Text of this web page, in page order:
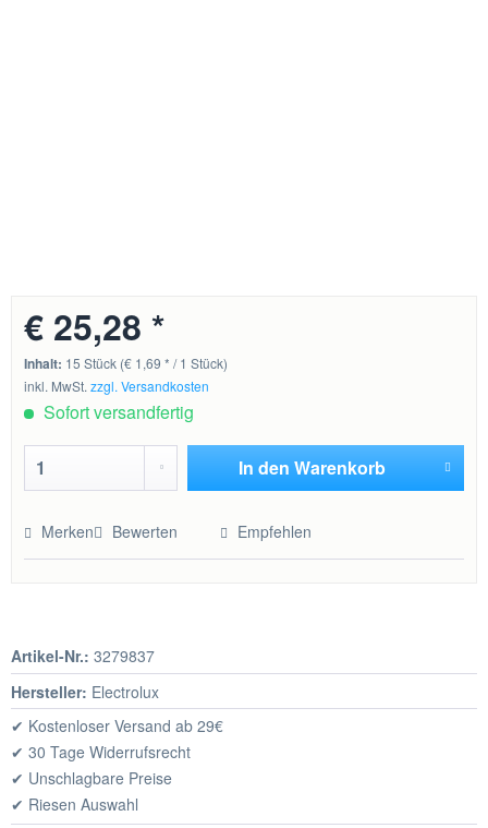
€ 25,28 *
Inhalt: 15 Stück (€ 1,69 * / 1 Stück)
inkl. MwSt.zzgl. Versandkosten
Sofort versandfertig
In den Warenkorb
Merken Bewerten Empfehlen
Artikel-Nr.: 3279837
Hersteller: Electrolux
✔ Kostenloser Versand ab 29€
✔ 30 Tage Widerrufsrecht
✔ Unschlagbare Preise
✔ Riesen Auswahl